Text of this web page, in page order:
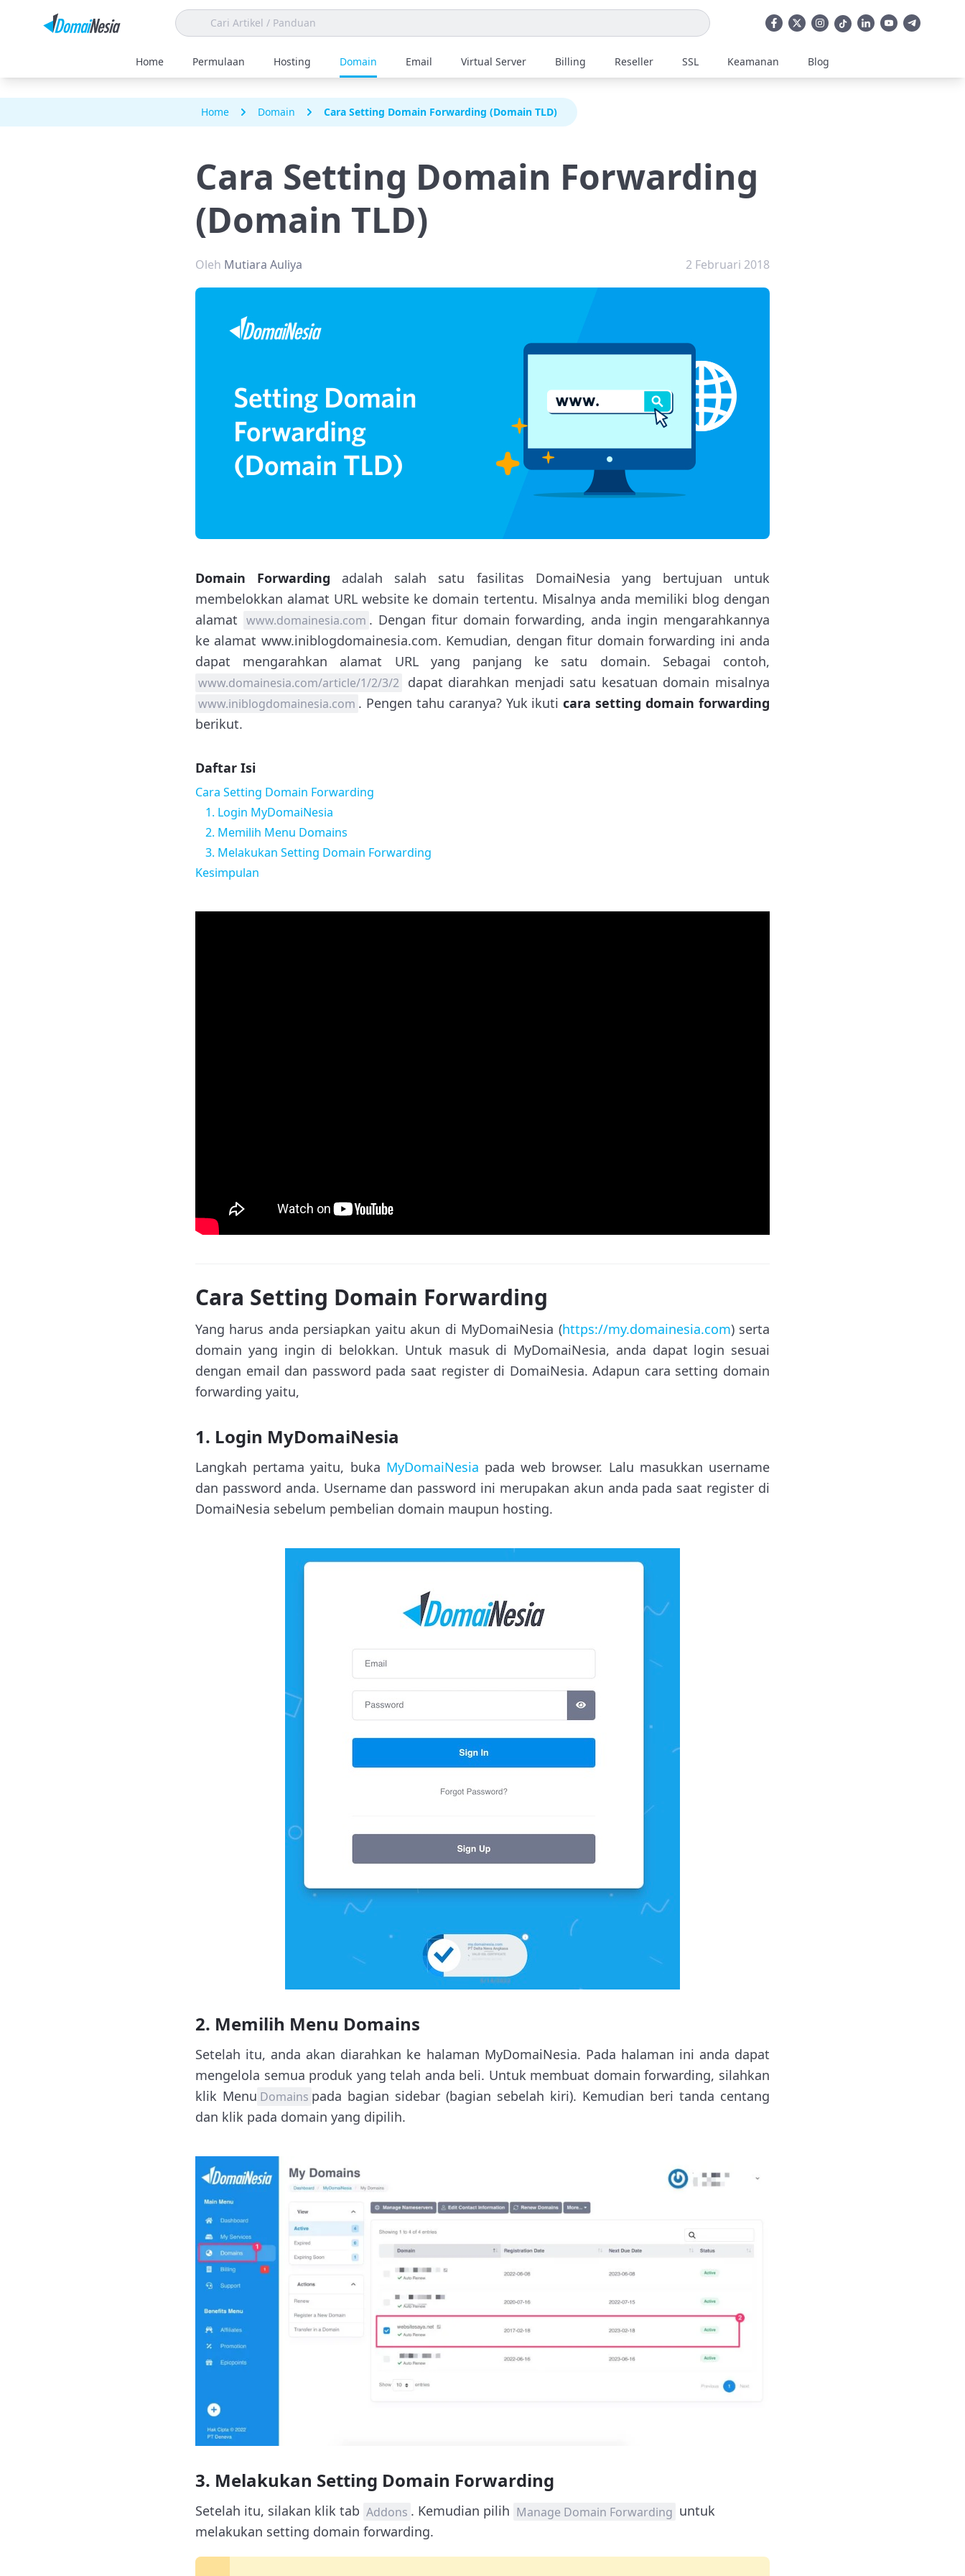
Home Permulaan Hosting Domain Email Virtual Server Billing Reseller SSL Keamanan Blog
Home Domain Cara Setting Domain Forwarding (Domain TLD)
Cara Setting Domain Forwarding
(Domain TLD)
Oleh Mutiara Auliya 2 Februari 2018
Domain Forwarding adalah salah satu fasilitas DomaiNesia yang bertujuan untuk
membelokkan alamat URL website ke domain tertentu. Misalnya anda memiliki blog dengan
alamat www.domainesia.com . Dengan fitur domain forwarding, anda ingin mengarahkannya
ke alamat www.iniblogdomainesia.com. Kemudian, dengan fitur domain forwarding ini anda
dapat mengarahkan alamat URL yang panjang ke satu domain. Sebagai contoh,
www.domainesia.com/article/1/2/3/2 dapat diarahkan menjadi satu kesatuan domain misalnya
www.iniblogdomainesia.com . Pengen tahu caranya? Yuk ikuticara setting domain forwarding
berikut.
Daftar Isi
Cara Setting Domain Forwarding
1. Login MyDomaiNesia
2. Memilih Menu Domains
3. Melakukan Setting Domain Forwarding
Kesimpulan
Cara Setting Domain Forwarding
Yang harus anda persiapkan yaitu akun di MyDomaiNesia (https://my.domainesia.com) serta
domain yang ingin di belokkan. Untuk masuk di MyDomaiNesia, anda dapat login sesuai
dengan email dan password pada saat register di DomaiNesia. Adapun cara setting domain
forwarding yaitu,
1. Login MyDomaiNesia
Langkah pertama yaitu, buka MyDomaiNesia pada web browser. Lalu masukkan username
dan password anda. Username dan password ini merupakan akun anda pada saat register di
DomaiNesia sebelum pembelian domain maupun hosting.
2. Memilih Menu Domains
Setelah itu, anda akan diarahkan ke halaman MyDomaiNesia. Pada halaman ini anda dapat
mengelola semua produk yang telah anda beli. Untuk membuat domain forwarding, silahkan
klik Menu Domains pada bagian sidebar (bagian sebelah kiri). Kemudian beri tanda centang
dan klik pada domain yang dipilih.
3. Melakukan Setting Domain Forwarding
Setelah itu, silakan klik tab Addons . Kemudian pilih Manage Domain Forwarding untuk
melakukan setting domain forwarding.